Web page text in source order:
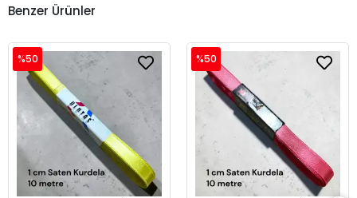
Benzer Ürünler
%50 %50